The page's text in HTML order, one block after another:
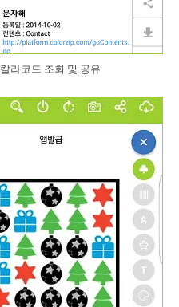
​칼라코드 조회 및 공유